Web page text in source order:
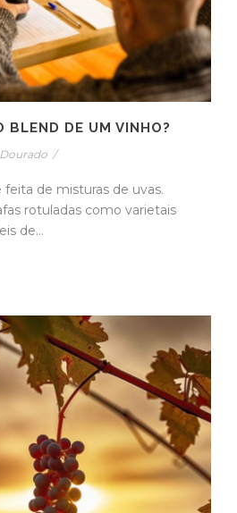
BLEND DE UM VINHO?
/
de misturas de uvas.
rotuladas como varietais
de...